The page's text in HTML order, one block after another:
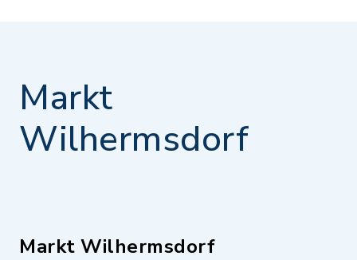
Markt
Wilhermsdorf
Markt Wilhermsdorf